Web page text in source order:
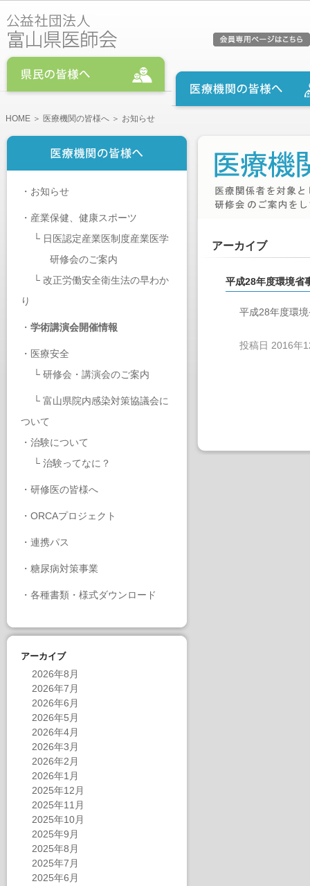
HOME ＞ 医療機関の皆様へ ＞ お知らせ
・ お知らせ
・ 産業保健、健康スポーツ
└ 日医認定産業医制度産業医学
研修会のご案内
└ 改正労働安全衛生法の早わか
り
・ 学術講演会開催情報
・ 医療安全
└ 研修会・講演会のご案内
└ 富山県院内感染対策協議会に
ついて
・ 治験について
└ 治験ってなに？
・ 研修医の皆様へ
・ ORCAプロジェクト
・ 連携パス
・ 糖尿病対策事業
・ 各種書類・様式ダウンロード
アーカイブ
2026年8月
2026年7月
2026年6月
2026年5月
2026年4月
2026年3月
2026年2月
2026年1月
2025年12月
2025年11月
2025年10月
2025年9月
2025年8月
2025年7月
2025年6月
アーカイブ
平成28年度環境省
平成28年度環
投稿日 2016年